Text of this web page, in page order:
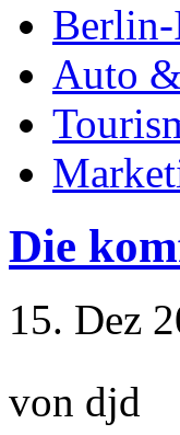
Auto
Die
15. Dez
von djd